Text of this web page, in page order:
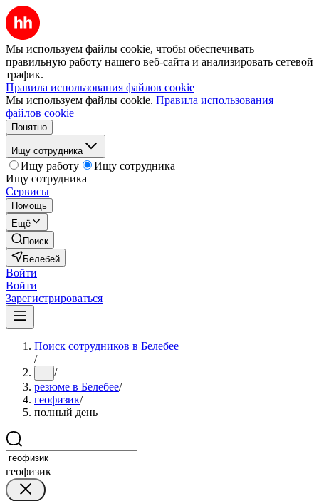
Мы используем файлы cookie, чтобы обеспечивать
правильную работу нашего веб-сайта и анализировать сетевой
трафик.
Правила использования файлов cookie
Мы используем файлы cookie. Правила использования
файлов cookie
Понятно
Ищу сотрудника
Ищу работу
Ищу сотрудника
Ищу сотрудника
Сервисы
Помощь
Ещё
Поиск
Белебей
Войти
Войти
Зарегистрироваться
Поиск сотрудников в Белебее
/
... /
резюме в Белебее/
геофизик/
полный день
геофизик